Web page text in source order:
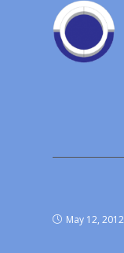
May 12, 2012